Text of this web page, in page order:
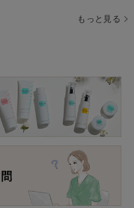
もっと見る